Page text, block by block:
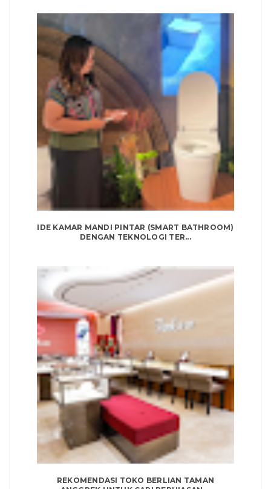
IDE KAMAR MANDI PINTAR (SMART BATHROOM)
DENGAN TEKNOLOGI TER...
REKOMENDASI TOKO BERLIAN TAMAN